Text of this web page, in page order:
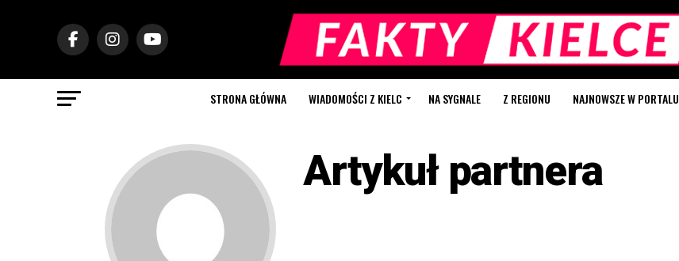
STRONA GŁÓWNA WIADOMOŚCI Z KIELC NA SYGNALE Z REGIONU NAJNOWSZE W PORTALU
Artykuł partnera